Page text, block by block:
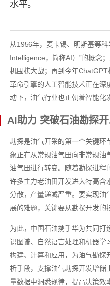
水平。
从1956年，麦卡锡、明斯基等
Intelligence，简称AI）”的概念
机围棋大战；再到今年
革命引擎的人工智能技术正在深
动下，油气行业也正朝着智能化
AI助力 突破石油勘探
勘探是油气开采的第一个关键环
象正在从常规油气田向非常规油
油气田进行转变。随着勘探进程
许多主力老油田开发进入特高含
分散，产量递减严重。要实现油
展的难题，关键要从勘探开发的
为此，中国石油携手华为共同
识图谱、自然语言处理和机器学
构建、计算和应用，为油气勘探
析手段，支撑油气勘探开发增储
量数据中洞悉规律，提高决策效